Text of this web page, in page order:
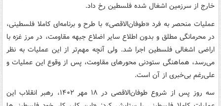
خارج از سرزمین اشغال شده فلسطین رخ داد.
عملیات منحصر به فرد «طوفان‌الاقصی» با طرح و برنامه‌ای کاملا فلسطینی،
در محرمانگی مطلق و بدون اطلاع سایر اضلاع جبهه مقاومت، در مرز غزه با
اراضی اشغالی فلسطین اجرا شد. ولی آنچه مهم‌تر از این عملیات به نظر
می‌رسد، هماهنگی ستودنی محورهای مقاومت، پس از وقوع این عملیات و
علی‌رغم بی‌خبری از آن است.
سه روز پس از شروع طوفان‌الاقصی در ۱۸ مهر ۱۴۰۲، رهبر انقلاب این